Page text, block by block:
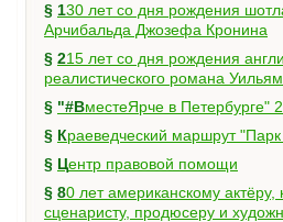
§ 130 лет со дня рождения шотландского писателя и врача
Арчибальда Джозефа Кронина
§ 215 лет со дня рождения английского писателя, мастера
реалистического романа
§
"#ВместеЯрче в Петербурге"
§
Краеведческий маршрут
§
Центр правовой помощи
§ 80 лет американскому актёру, кинорежиссёру,
сценаристу, продюсеру и